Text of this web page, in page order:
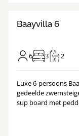
Baayvilla 6
6 3 2
Luxe 6-persoons
gedeelde
sup board met